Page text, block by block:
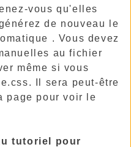
vous qu'elles
de nouveau le
. Vous devez
au fichier
même si vous
Il sera peut-être
page pour voir le
tutoriel pour